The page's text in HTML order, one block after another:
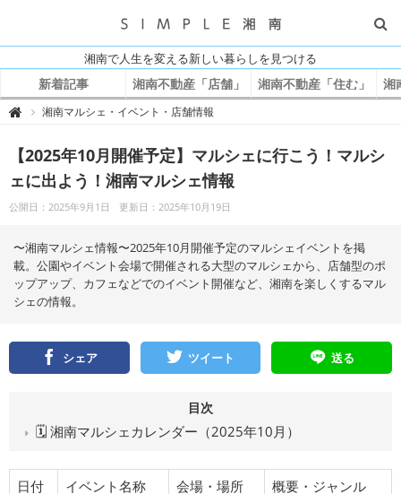
湘南で人生を変える新しい暮らしを見つける
新着記事 湘南不動産「店舗」 湘南不動産「住む」 湘

L
E
湘
南
湘南マルシェ・イベント・店舗情報
【2025年10月開催予定】マルシェに行こう！マルシ
ェに出よう！湘南マルシェ情報
公開日：2025年9月1日 更新日：2025年10月19日
〜湘南マルシェ情報〜2025年10月開催予定のマルシェイベントを掲
載。公園やイベント会場で開催される大型のマルシェから、店舗型のポ
ップアップ、カフェなどでのイベント開催など、湘南を楽しくするマル
シェの情報。
シェア ツイート 送る
目次
🗓 湘南マルシェカレンダー（2025年10月）
日付 イベント名称 会場・場所 概要・ジャンル